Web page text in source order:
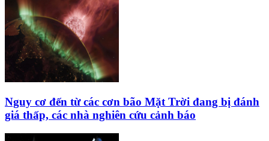
Nguy cơ đến từ các cơn bão Mặt Trời đang bị đánh
giá thấp, các nhà nghiên cứu cảnh báo